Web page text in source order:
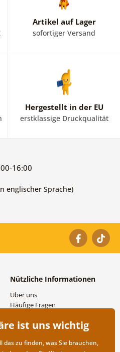
Artikel auf Lager
sofortiger Versand
Hergestellt in der EU
erstklassige Druckqualität
16:00
englischer Sprache)
Nützliche Informationen
Über uns
Häufige Fragen
Großhandel und
ist uns wichtig
zu finden, was Sie brauchen,